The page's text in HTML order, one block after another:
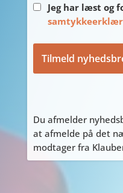
Jeg har læst og
Du afmelder
at afmelde på det
modtager fra